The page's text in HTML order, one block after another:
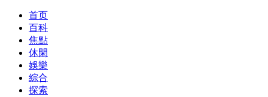
首页
百科
焦點
休閑
娛樂
綜合
探索